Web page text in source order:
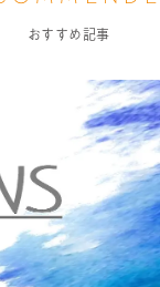
おすすめ記事